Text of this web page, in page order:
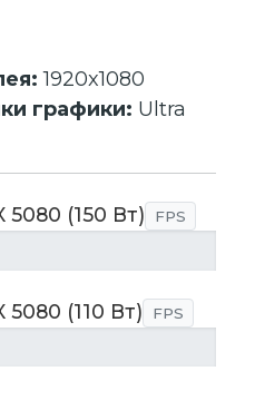
1920x1080
графики: Ultra
5080 (150 Вт) FPS
5080 (110 Вт) FPS